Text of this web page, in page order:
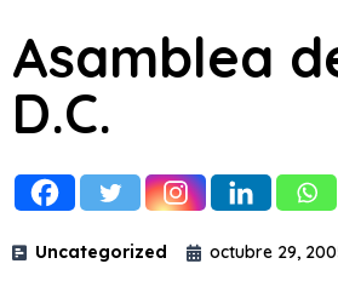
Asamblea
D.C.
Uncategorized octubre 29,